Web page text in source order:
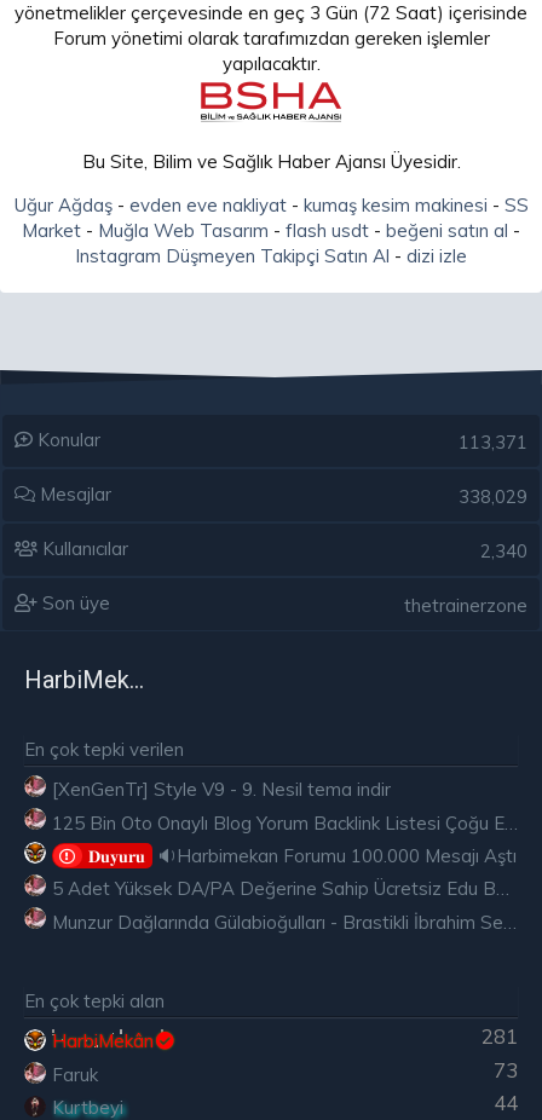
yönetmelikler çerçevesinde en geç 3 Gün (72 Saat) içerisinde
Forum yönetimi olarak tarafımızdan gereken işlemler
yapılacaktır.
Bu Site, Bilim ve Sağlık Haber Ajansı Üyesidir.
Uğur Ağdaş- evden eve nakliyat- kumaş kesim makinesi - SS
Market - Muğla Web Tasarım - flash usdt - beğeni satın al -
Instagram Düşmeyen Takipçi Satın Al - dizi izle
Konular 113,371
Mesajlar 338,029
Kullanıcılar 2,340
Son üye thetrainerzone
HarbiMekân
En çok tepki verilen
[XenGenTr] Style V9 - 9. Nesil tema indir
𝐃𝐮𝐲𝐮𝐫𝐮
🔉Harbimekan Forumu 100.000 Mesajı Aştı
5 Adet Yüksek DA/PA Değerine Sahip Ücretsiz Edu Backlink
En çok tepki alan
281
HarbiMekân
73
Faruk
44
Kurtbeyi